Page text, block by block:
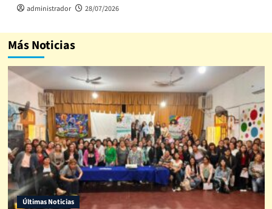
administrador 28/07/2026
Más Noticias
Últimas Noticias